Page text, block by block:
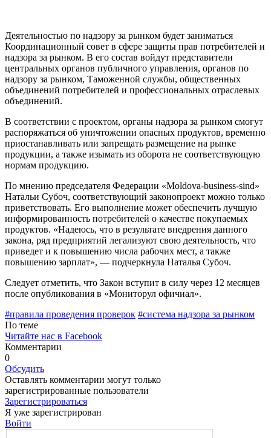
Деятельностью по надзору за рынком будет за­ниматься
Координационный совет в сфере защи­ты прав потребителей и
надзора за рынком. В его состав войдут представители
центральных орга­нов публичного управления, органов по
надзору за рынком, Таможенной службы, общественных
объединений потребителей и профессиональных отраслевых
объединений.
В соответствии с проектом, органы надзора за рынком смогут
распоряжаться об уничтожении опасных продуктов, временно
приостанавливать или запрещать размещение на рынке
продукции, а также изымать из оборота не соответствующую
нормам продукцию.
По мнению председателя Федерации «Moldova-business-sind»
Натальи Субоч, соответствующий законопроект можно только
приветствовать. Его выполнение может обеспечить лучшую
инфор­мированность потребителей о качестве покупае­мых
продуктов. «Надеюсь, что в результате внед­рения данного
закона, ряд предприятий легали­зуют свою деятельность, что
приведет и к повы­шению числа рабочих мест, а также
повышению зарплат», — подчеркнула Наталья Субоч.
Следует отметить, что Закон вступит в силу че­рез 12 месяцев
после опубликования в «Монито­рул офичиал».
#правила проведения проверок #система надзора за рынком
По теме
Читайте нас в Facebook
Комментарии
0
Обсудить
Оставлять комментарии могут только
зарегистрированные пользователи
Зарегистрироваться
Я уже зарегистрирован
Войти